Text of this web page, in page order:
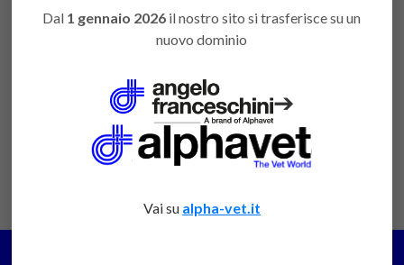
Varianti Varie Importate
OFS1499
Dal 1 gennaio 2026 il nostro sito si trasferisce su un
nuovo dominio
➔
Vai su alpha-vet.it